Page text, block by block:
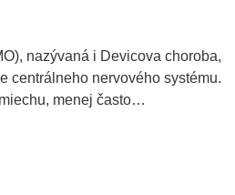
nazývaná i Devicova choroba,
centrálneho nervového systému.
menej často…